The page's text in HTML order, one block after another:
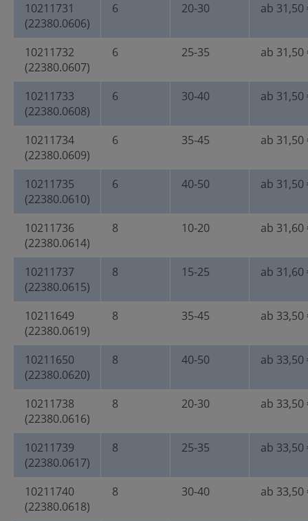
10211731
(22380.0606)
6 20-30 ab 31,50
10211732
(22380.0607)
6 25-35 ab 31,50
10211733
(22380.0608)
6 30-40 ab 31,50
10211734
(22380.0609)
6 35-45 ab 31,50
10211735
(22380.0610)
6 40-50 ab 31,50
10211736
(22380.0614)
8 10-20 ab 31,60
10211737
(22380.0615)
8 15-25 ab 31,60
10211649
(22380.0619)
8 35-45 ab 33,50
10211650
(22380.0620)
8 40-50 ab 33,50
10211738
(22380.0616)
8 20-30 ab 33,50
10211739
(22380.0617)
8 25-35 ab 33,50
10211740
(22380.0618)
8 30-40 ab 33,50